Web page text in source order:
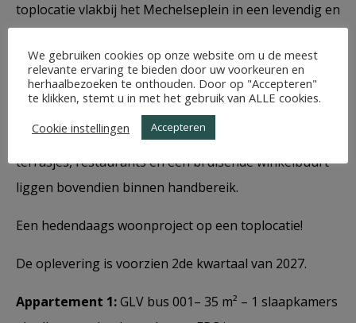
toplocatie vlakbij het Mechelseplein in een levendig en
wie van groen houdt, liggen het Stadspark en Den
Botaniek vlakbij. Het stadscentrum, openbaar
vervoer, centraal station en scholen zijn eenvoudig te
bereiken, zowel te voet als per fiets. Gezellige
terrasjes, restaurants en een bruisende winkelbuurt
liggen bovendien binnen handbereik.
Een hedendaags woonproject op een toplocatie!
De oplevering is voorzien 2de kwartaal van 2027.
Appartement 1:GLV bus 001– 35 m² – 1 slaapkamers
We gebruiken cookies op onze website om u de meest
relevante ervaring te bieden door uw voorkeuren en
herhaalbezoeken te onthouden. Door op "Accepteren"
te klikken, stemt u in met het gebruik van ALLE cookies.
Cookie instellingen
Accepteren